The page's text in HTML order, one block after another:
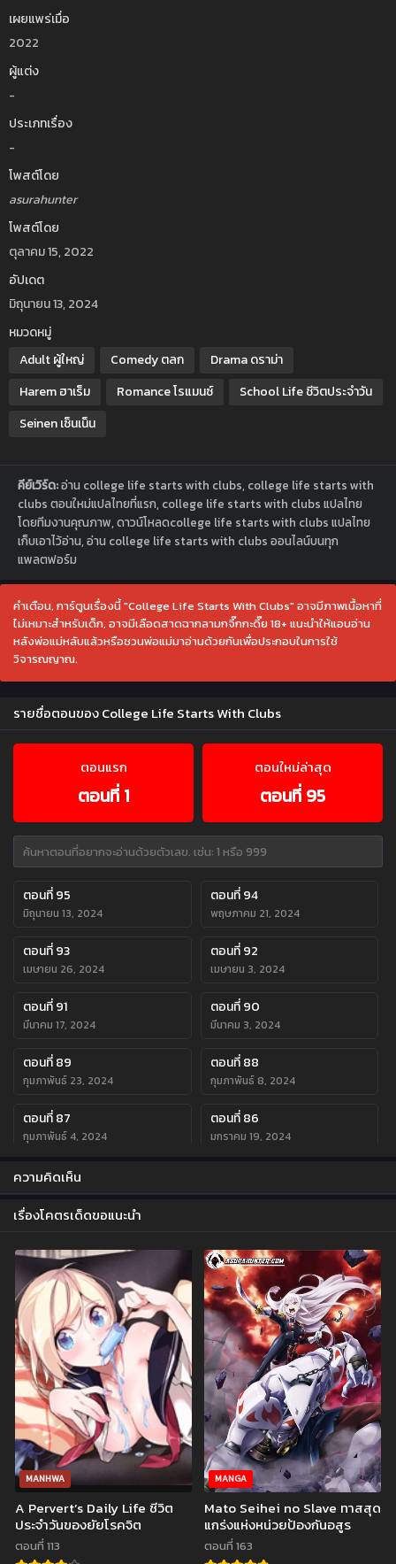
เผยแพร่เมื่อ
2022
ผู้แต่ง
-
ประเภทเรื่อง
-
โพสต์โดย
asurahunter
โพสต์โดย
ตุลาคม 15, 2022
อัปเดต
มิถุนายน 13, 2024
หมวดหมู่
Adult ผู้ใหญ่
Comedy ตลก
Drama ดราม่า
Harem ฮาเร็ม
Romance โรแมนซ์
School Life ชีวิตประจำวัน
Seinen เซ็นเน็น
คีย์เวิร์ด:อ่าน college life starts with clubs, college life starts with
clubs ตอนใหม่แปลไทยที่แรก, college life starts with clubs แปลไทย
โดยทีมงานคุณภาพ, ดาวน์โหลดcollege life starts with clubs แปลไทย
เก็บเอาไว้อ่าน, อ่าน college life starts with clubs ออนไลน์บนทุก
แพลตฟอร์ม
คำเตือน, การ์ตูนเรื่องนี้ "College Life Starts With Clubs" อาจมีภาพเนื้อหาที่
ไม่เหมาะสำหรับเด็ก, อาจมีเลือดสาดฉากลามกจึ๊กกะดึ๊ย 18+ แนะนำให้แอบอ่าน
หลังพ่อแม่หลับแล้วหรือชวนพ่อแม่มาอ่านด้วยกันเพื่อประกอบในการใช้
วิจารณญาณ.
รายชื่อตอนของ College Life Starts With Clubs
ตอนแรก
ตอนที่ 1
ตอนใหม่ล่าสุด
ตอนที่ 95
ตอนที่ 95
มิถุนายน 13, 2024
ตอนที่ 94
พฤษภาคม 21, 2024
ตอนที่ 93
เมษายน 26, 2024
ตอนที่ 92
เมษายน 3, 2024
ตอนที่ 91
มีนาคม 17, 2024
ตอนที่ 90
มีนาคม 3, 2024
ตอนที่ 89
กุมภาพันธ์ 23, 2024
ตอนที่ 88
กุมภาพันธ์ 8, 2024
ตอนที่ 87
กุมภาพันธ์ 4, 2024
ตอนที่ 86
มกราคม 19, 2024
ตอนที่ 85
มกราคม 19, 2024 มกราคม 4, 2024
ตอนที่ 83
ธันวาคม 9, 2023
ตอนที่ 82
พฤศจิกายน 22, 2023
ตอนที่ 81
พฤศจิกายน 12, 2023
ตอนที่ 80
พฤศจิกายน 3, 2023
ตอนที่ 79
ตุลาคม 23, 2023
ตอนที่ 78
ตุลาคม 10, 2023
ตอนที่ 77
กันยายน 28, 2023
ตอนที่ 76
กันยายน 12, 2023
ตอนที่ 75
กันยายน 5, 2023
ตอนที่ 74
กันยายน 2, 2023
ตอนที่ 73
สิงหาคม 24, 2023
ตอนที่ 72
สิงหาคม 18, 2023
ความคิดเห็น
เรื่องโคตรเด็ดขอแนะนำ
MANHWA
A Pervert’s Daily Life ชีวิต
ประจำวันของยัยโรคจิต
ตอนที่ 113
MANGA
Mato Seihei no Slave ทาสสุด
แกร่งแห่งหน่วยป้องกันอสูร
ตอนที่ 163